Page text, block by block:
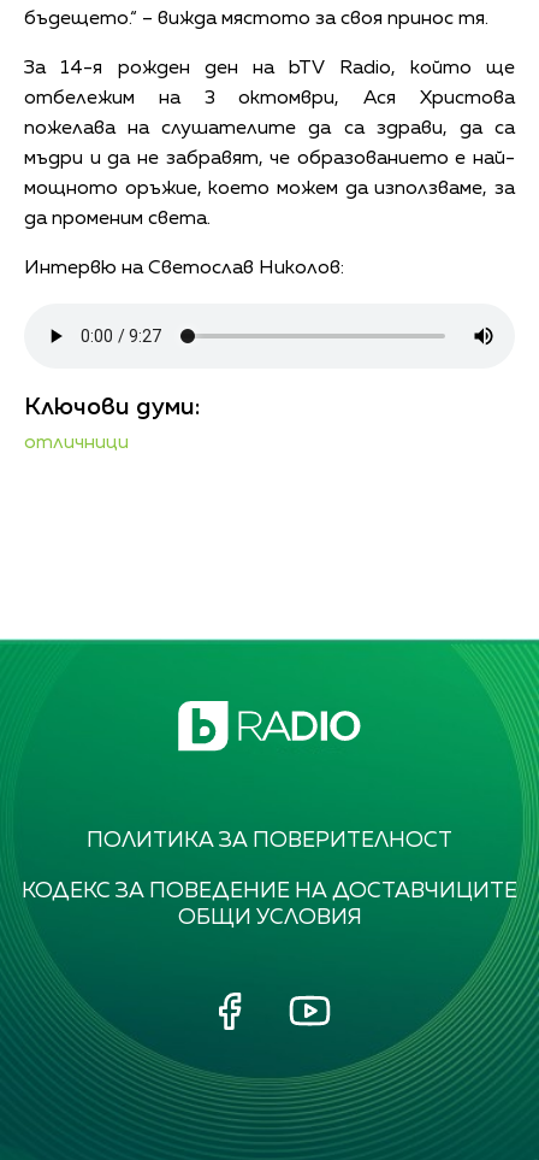
бъдещето.“ – вижда мястото за своя принос тя.
За 14-я рожден ден на bTV Radio, който ще
отбележим на 3 октомври, Ася Христова
пожелава на слушателите да са здрави, да са
мъдри и да не забравят, че образованието е най-
мощното оръжие, което можем да използваме, за
да променим света.
Интервю на Светослав Николов:
Ключови думи:
отличници
ПОЛИТИКА ЗА ПОВЕРИТЕЛНОСТ
КОДЕКС ЗА ПОВЕДЕНИЕ НА ДОСТАВЧИЦИТЕ
ОБЩИ УСЛОВИЯ